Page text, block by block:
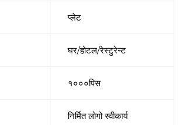
प्लेट
घर/होटल/रेस्टुरेन्ट
१०००पिस
निर्मित लोगो स्वीकार्य